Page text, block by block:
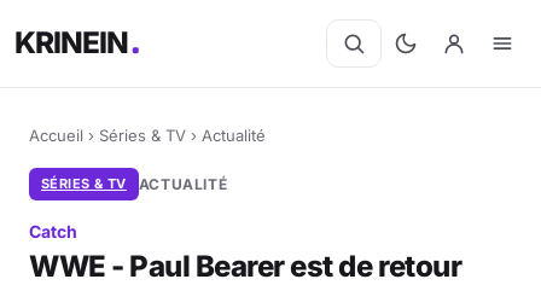
KRINEIN
Accueil › Séries & TV › Actualité
SÉRIES & TV ACTUALITÉ
Catch
WWE - Paul Bearer est de retour